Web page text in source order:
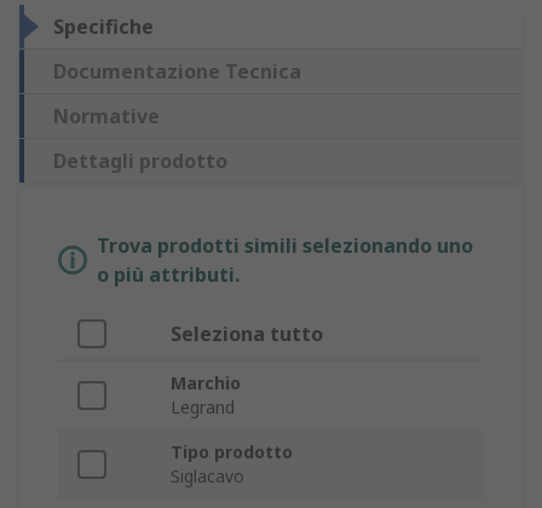
Specifiche
Documentazione Tecnica
Normative
Dettagli prodotto
Trova prodotti simili selezionando uno
o più attributi.
Seleziona tutto
Marchio
Legrand
Tipo prodotto
Siglacavo